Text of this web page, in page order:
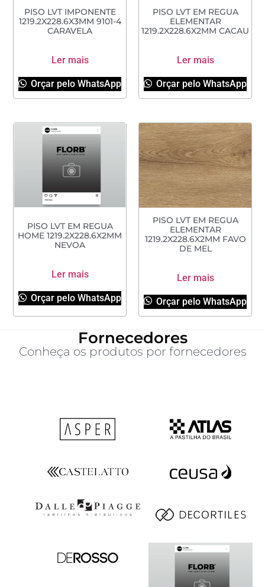
PISO LVT IMPONENTE
1219.2X228.6X3MM 9101-4
CARAVELA
Ler mais
Orçar pelo WhatsApp
PISO LVT EM REGUA
ELEMENTAR
1219.2X228.6X2MM CACAU
Ler mais
Orçar pelo WhatsApp
PISO LVT EM REGUA
HOME 1219.2X228.6X2MM
NEVOA
Ler mais
Orçar pelo WhatsApp
PISO LVT EM REGUA
ELEMENTAR
1219.2X228.6X2MM FAVO
DE MEL
Ler mais
Orçar pelo WhatsApp
Fornecedores
Conheça os produtos por fornecedores